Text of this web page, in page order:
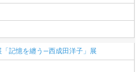
「記憶を纏う—西成田洋子」展